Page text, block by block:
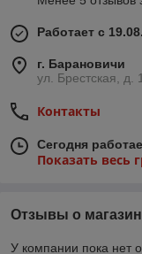
Работает с
г. Барановичи
ул. Брестская, д.
Контакты
Сегодня
Показать весь
Отзывы о
У компании пока нет